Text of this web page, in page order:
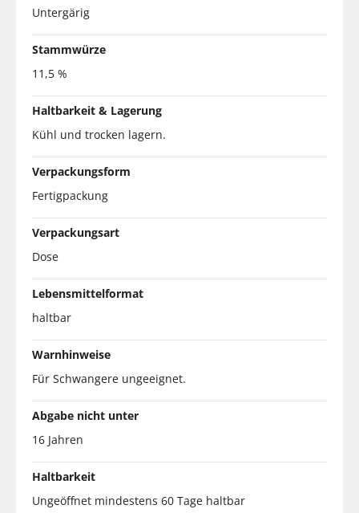
Untergärig
Stammwürze
11,5 %
Haltbarkeit & Lagerung
Kühl und trocken lagern.
Verpackungsform
Fertigpackung
Verpackungsart
Dose
Lebensmittelformat
haltbar
Warnhinweise
Für Schwangere ungeeignet.
Abgabe nicht unter
16 Jahren
Haltbarkeit
Ungeöffnet mindestens 60 Tage haltbar